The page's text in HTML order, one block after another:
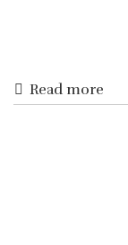
Read more